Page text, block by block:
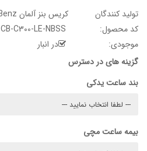
تولید کنندگان
کریس بنز آلمان Chris Benz
کد محصول:
موجودی:
در انبار
گزینه های در دسترس
بند ساعت یدکی
بیمه ساعت مچی